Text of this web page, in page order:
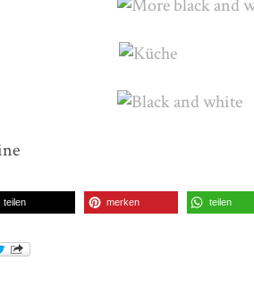
teilen merken teilen